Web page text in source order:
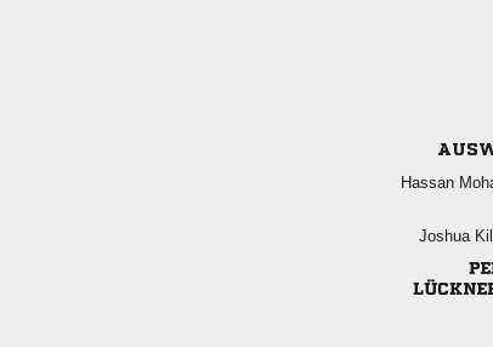

